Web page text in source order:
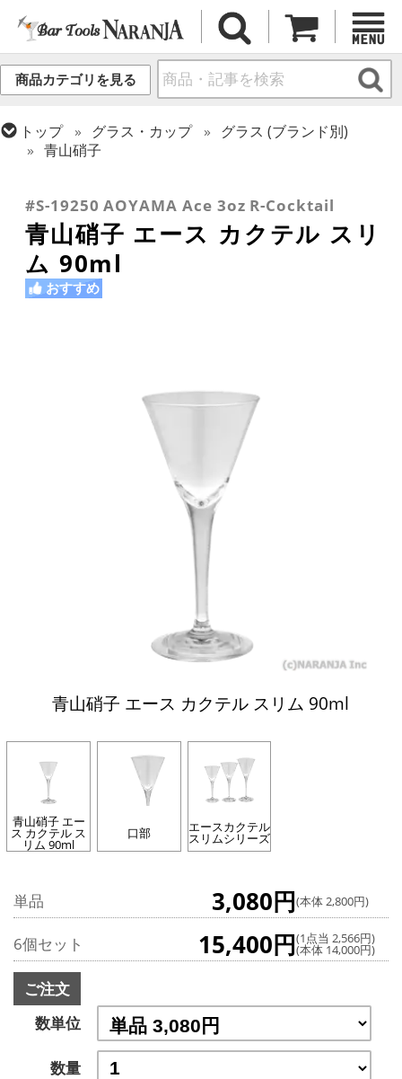
商品カテゴリを見る
トップ グラス・カップ
グラス (ブランド別)
青山硝子
カクテルグラス (~139ml)
#S-19250 AOYAMA Ace 3oz R-Cocktail
青山硝子 エース カクテル スリ
ム 90ml
おすすめ
青山硝子 エース カクテル スリム 90ml
青山硝子 エー
ス カクテル ス
リム 90ml
口部 エースカクテル
スリムシリーズ
単品 3,080円(本体 2,800円)
6個セット 15,400円(1点当 2,566円)
(本体 14,000円)
ご注文
数単位
数量